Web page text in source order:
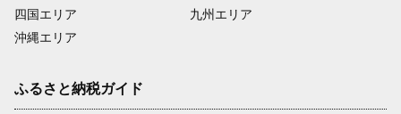
四国エリア
沖縄エリア
九州エリア
ふるさと納税ガイド